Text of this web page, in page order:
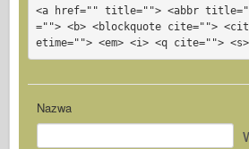
<a href="" title=""> <abbr
=""> <b> <blockquote cite="">
etime=""> <em> <i> <q cite="">
Nazwa